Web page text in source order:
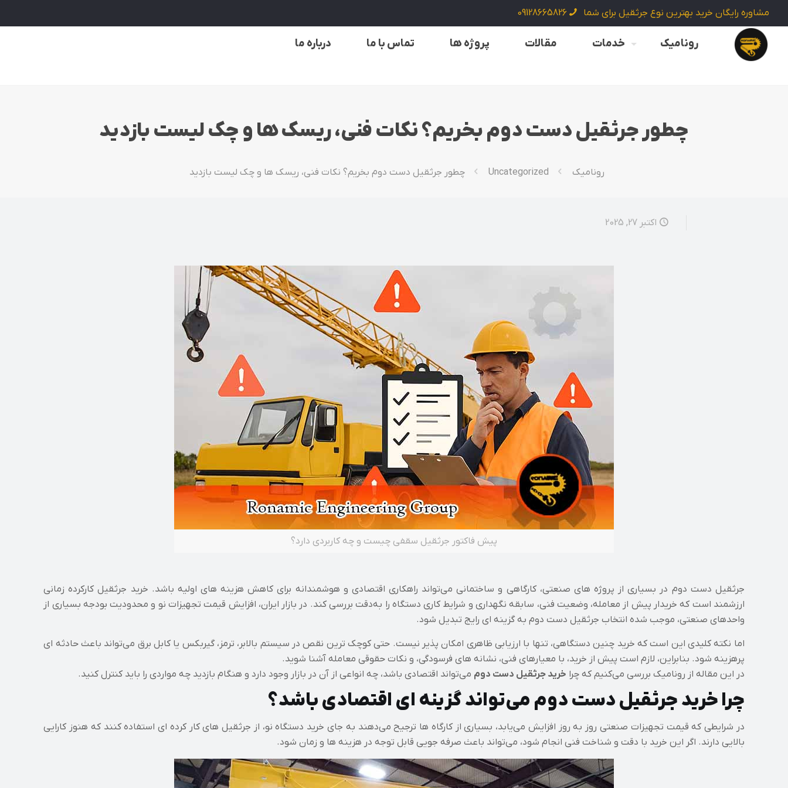
مشاوره رایگان خرید بهترین نوع جرثقیل برای شما 09128665826
رونامیک خدمات مقالات پروژه ها تماس با ما درباره ما
چطور جرثقیل دست دوم بخریم؟ نکات فنی، ریسک‌ ها و چک‌ لیست بازدید
رونامیک Uncategorized چطور جرثقیل دست دوم بخریم؟ نکات فنی، ریسک‌ ها و چک‌ لیست بازدید
اکتبر 27, 2025
پیش‌ فاکتور جرثقیل سقفی چیست و چه کاربردی دارد؟
جرثقیل دست دوم در بسیاری از پروژه‌ های صنعتی، کارگاهی و ساختمانی می‌تواند راهکاری اقتصادی و هوشمندانه برای کاهش هزینه‌ های اولیه باشد. خرید جرثقیل کارکرده زمانی
ارزشمند است که خریدار پیش از معامله، وضعیت فنی، سابقه نگهداری و شرایط کاری دستگاه را به‌دقت بررسی کند. در بازار ایران، افزایش قیمت تجهیزات نو و محدودیت بودجه بسیاری از
واحدهای صنعتی، موجب شده انتخاب جرثقیل دست دوم به گزینه‌ ای رایج تبدیل شود.
اما نکته کلیدی این است که خرید چنین دستگاهی، تنها با ارزیابی ظاهری امکان‌ پذیر نیست. حتی کوچک‌ ترین نقص در سیستم بالابر، ترمز، گیربکس یا کابل برق می‌تواند باعث حادثه‌ ای
پرهزینه شود. بنابراین، لازم است پیش از خرید، با معیارهای فنی، نشانه‌ های فرسودگی، و نکات حقوقی معامله آشنا شوید.
در این مقاله از رونامیک بررسی می‌کنیم که چرا خرید جرثقیل دست دوم می‌تواند اقتصادی باشد، چه انواعی از آن در بازار وجود دارد و هنگام بازدید چه مواردی را باید کنترل کنید.
چرا خرید جرثقیل دست دوم می‌تواند گزینه‌ ای اقتصادی باشد؟
در شرایطی که قیمت تجهیزات صنعتی روز به‌ روز افزایش می‌یابد، بسیاری از کارگاه‌ ها ترجیح می‌دهند به‌ جای خرید دستگاه نو، از جرثقیل‌ های کار کرده‌ ای استفاده کنند که هنوز کارایی
بالایی دارند. اگر این خرید با دقت و شناخت فنی انجام شود، می‌تواند باعث صرفه‌ جویی قابل توجه در هزینه‌ ها و زمان شود.